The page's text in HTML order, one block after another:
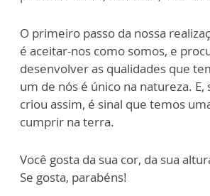
O primeiro passo da nossa
é aceitar-nos como somos, e
desenvolver as qualidades que
um de nós é único na natureza. E,
criou assim, é sinal que temos
cumprir na terra.
Você gosta da sua cor, da sua
Se gosta, parabéns!